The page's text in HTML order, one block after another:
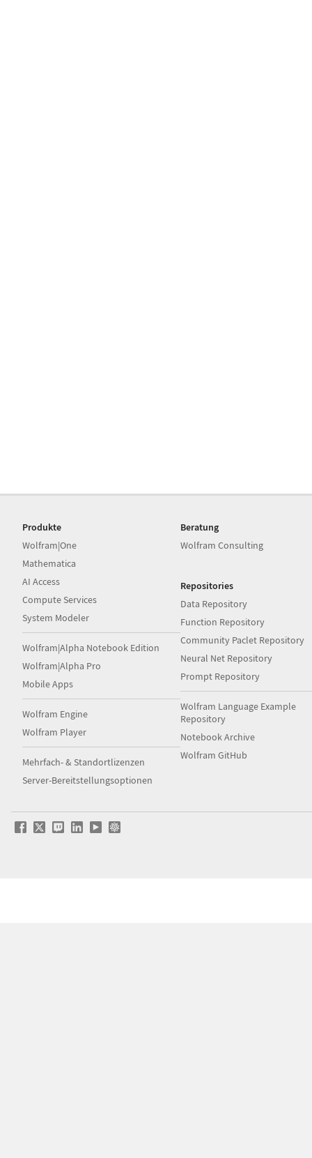
Produkte
Wolfram|One
Mathematica
AI Access
Compute Services
System Modeler
Wolfram|Alpha Notebook Edition
Wolfram|Alpha Pro
Mobile Apps
Wolfram Engine
Wolfram Player
Mehrfach- & Standortlizenzen
Server-Bereitstellungsoptionen
Beratung
Wolfram Consulting
Repositories
Data Repository
Function Repository
Community Paclet Repository
Neural Net Repository
Prompt Repository
Wolfram Language Example
Repository
Notebook Archive
Wolfram GitHub